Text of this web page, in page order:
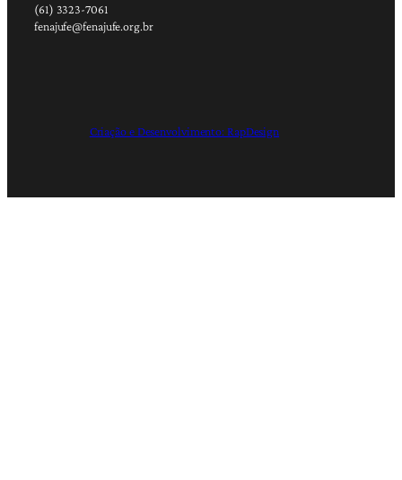
(61) 3323-7061
fenajufe@fenajufe.org.br
Criação e Desenvolvimento: RapDesign